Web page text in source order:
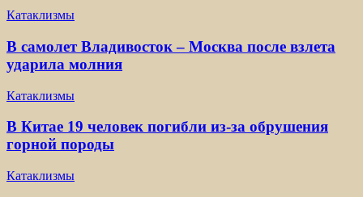
Катаклизмы
В самолет Владивосток – Москва после взлета
ударила молния
Катаклизмы
В Китае 19 человек погибли из-за обрушения
горной породы
Катаклизмы